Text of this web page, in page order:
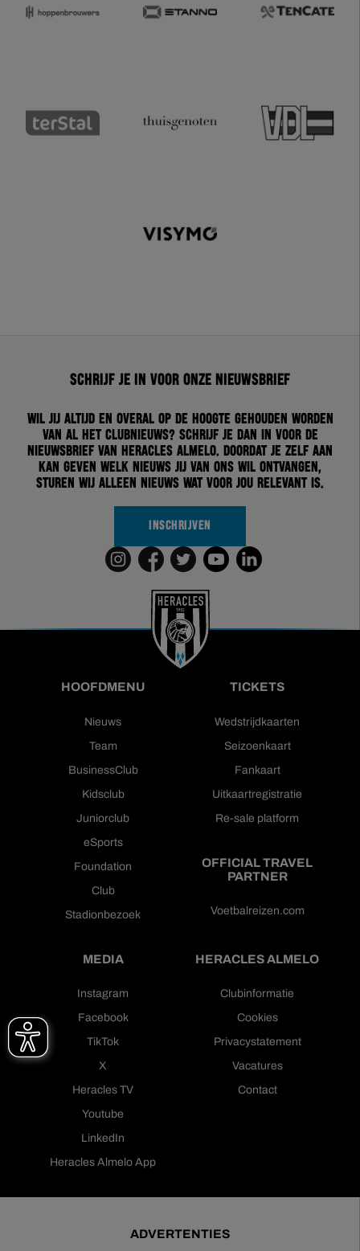
Schrijf je in voor onze nieuwsbrief
Wil jij altijd en overal op de hoogte gehouden worden
van al het clubnieuws? Schrijf je dan in voor de
nieuwsbrief van Heracles Almelo. Doordat je zelf aan
kan geven welk nieuws jij van ons wil ontvangen,
sturen wij alleen nieuws wat voor jou relevant is.
INSCHRIJVEN
HOOFDMENU
Nieuws
Team
BusinessClub
Kidsclub
Juniorclub
eSports
Foundation
Club
Stadionbezoek
TICKETS
Wedstrijdkaarten
Seizoenkaart
Fankaart
Uitkaartregistratie
Re-sale platform
OFFICIAL TRAVEL
PARTNER
Voetbalreizen.com
MEDIA
Instagram
Facebook
TikTok
X
Heracles TV
Youtube
LinkedIn
Heracles Almelo App
HERACLES ALMELO
Clubinformatie
Cookies
Privacystatement
Vacatures
Contact
ADVERTENTIES